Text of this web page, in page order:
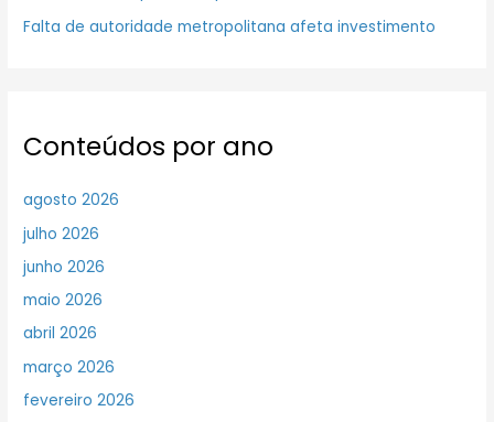
Falta de autoridade metropolitana afeta investimento
Conteúdos por ano
agosto 2026
julho 2026
junho 2026
maio 2026
abril 2026
março 2026
fevereiro 2026